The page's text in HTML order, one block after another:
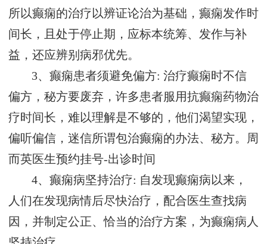
所以癫痫的治疗以辨证论治为基础，癫痫发作时
间长，且处于停止期，应标本统筹、发作与补
益，还应辨别病邪优先。
3、癫痫患者须避免偏方: 治疗癫痫时不信
偏方，秘方要废弃，许多患者服用抗癫痫药物治
疗时间长，难以理解是不够的，他们渴望实现，
偏听偏信，迷信所谓包治癫痫的办法、秘方。 周
而英医生预约挂号-出诊时间
4、癫痫病坚持治疗: 自发现癫痫病以来，
人们在发现病情后尽快治疗，配合医生查找病
因，并制定公正、恰当的治疗方案，为癫痫病人